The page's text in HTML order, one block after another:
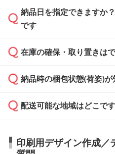
また、卒業・卒園記念品
校や幼稚園・保育園であ
ご希望の際は担当スタッ
ください。
ず、通常はPDFデータを
ます。
たは注文フォームの『ご
・印刷する場合(500個程
ご入金、イメージ画像
ご入金確認後、1～2営
タッフまでお問い合わせ
納品日を指定できますか
です
ご希望の納期がある場合
い。
応が可能かご案内いたし
す。>>対象商品はこちら
在庫の確保・取り置きは
ご入金確認後に在庫を確
はできかねますので予め
納品時の梱包状態(荷姿)
商品によって異なります
す。(白箱、化粧箱、ブ
配送可能な地域はどこで
日本全国へお届けが可能
直接納品は行っており
印刷用デザイン作成／